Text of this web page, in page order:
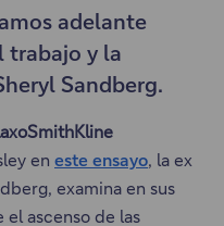
adelante
trabajo y la
Sandberg.
en este ensayo, la ex
examina en sus
el ascenso de las